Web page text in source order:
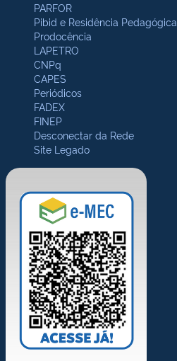
PARFOR
Pibid e Residência Pedagógica
Prodocência
LAPETRO
CNPq
CAPES
Periódicos
FADEX
FINEP
Desconectar da Rede
Site Legado